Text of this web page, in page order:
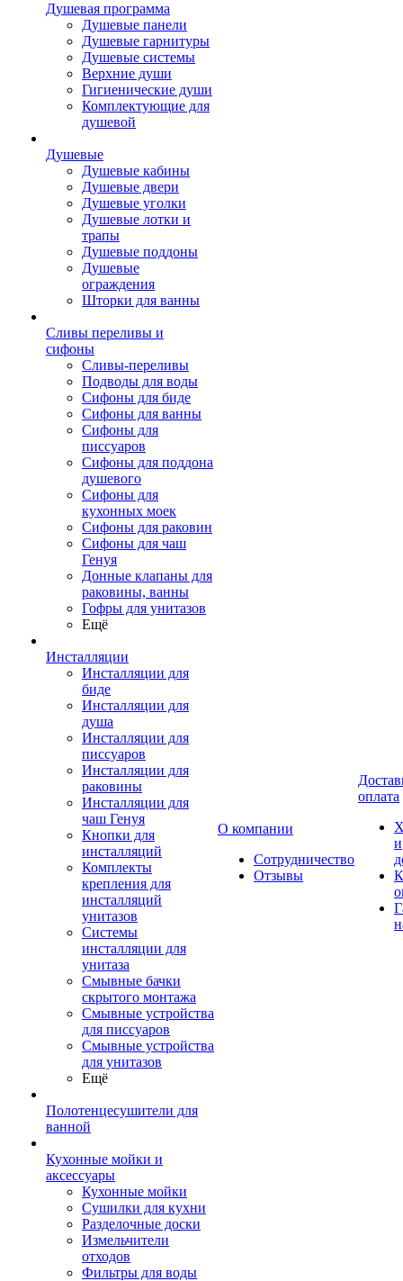
Душевая программа
Душевые панели
Душевые гарнитуры
Душевые системы
Верхние души
Гигиенические души
Комплектующие для
душевой
Душевые
Душевые кабины
Душевые двери
Душевые уголки
Душевые лотки и
трапы
Душевые поддоны
Душевые
ограждения
Шторки для ванны
Сливы переливы и
сифоны
Сливы-переливы
Подводы для воды
Сифоны для биде
Сифоны для ванны
Сифоны для
писсуаров
Сифоны для поддона
душевого
Сифоны для
кухонных моек
Сифоны для раковин
Сифоны для чаш
Генуя
Донные клапаны для
раковины, ванны
Гофры для унитазов
Ещё
Инсталляции
Инсталляции для
биде
Инсталляции для
душа
Инсталляции для
писсуаров
Инсталляции для
раковины
Инсталляции для
чаш Генуя
Кнопки для
инсталляций
Комплекты
крепления для
инсталляций
унитазов
Системы
инсталляции для
унитаза
Смывные бачки
скрытого монтажа
Смывные устройства
для писсуаров
Смывные устройства
для унитазов
Ещё
Полотенцесушители для
ванной
Кухонные мойки и
аксессуары
Кухонные мойки
Сушилки для кухни
Разделочные доски
Измельчители
отходов
Фильтры для воды
О компании
Сотрудничество
Отзывы
оплата
и